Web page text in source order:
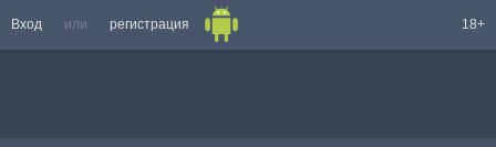
Вход или регистрация 18+